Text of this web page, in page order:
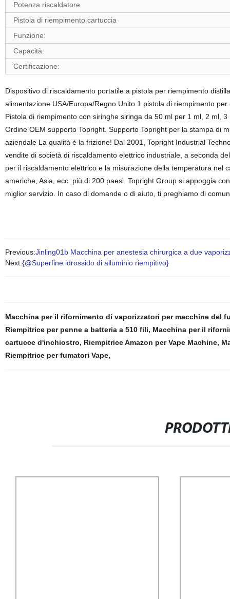
Potenza riscaldatore
Pistola di riempimento cartuccia
Funzione:
Capacità:
Certificazione:
Dispositivo di riscaldamento portatile a pistola per riempimento
alimentazione USA/Europa/Regno Unito 1 pistola di riempimento
Pistola di riempimento con siringhe siringa da 50 ml per 1 ml, 2
Ordine OEM supporto Topright. Supporto Topright per la stampa
aziendale La qualità è la frizione! Dal 2001, Topright Industrial
vendite di società di riscaldamento elettrico industriale, a seconda
per il riscaldamento elettrico e la misurazione della temperatura nel
americhe, Asia, ecc. più di 200 paesi. Topright Group si appoggia
miglior servizio. In caso di domande o di aiuto, ti preghiamo di
Previous:Jinling01b Macchina per anestesia chirurgica a due
Next:{@Superfine idrossido di alluminio riempitivo}
Macchina per il rifornimento di vaporizzatori per macchine del
Riempitrice per penne a batteria a 510 fili, Macchina per il
cartucce d'inchiostro, Riempitrice Amazon per Vape Machine,
Riempitrice per fumatori Vape,